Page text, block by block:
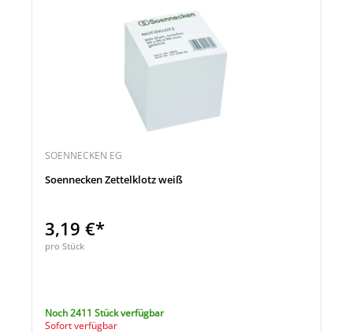
SOENNECKEN EG
Soennecken Zettelklotz weiß
3,19 €*
pro Stück
Noch 2411 Stück verfügbar
Sofort verfügbar